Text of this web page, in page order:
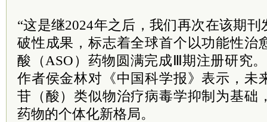
“这是继2024年之后，我们再次在该期
破性成果，标志着全球首个以功能性治
酸（ASO）药物圆满完成Ⅲ期注册研究
作者侯金林对《中国科学报》表示，未
苷（酸）类似物治疗病毒学抑制为基础
药物的个体化新格局。